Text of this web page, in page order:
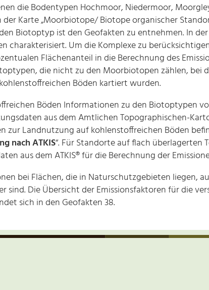
die Bodentypen Hochmoor, Niedermoor,
Karte „Moorbiotope/ Biotope organischer
Biotoptyp ist den Geofakten zu entnehmen. In der
charakterisiert. Um die Komplexe zu
Flächenanteil in die Berechnung des
die nicht zu den Moorbiotopen zählen,
Böden kartiert wurden.
Böden Informationen zu den Biotoptypen
aus dem Amtlichen Topographischen-
zur Landnutzung auf kohlenstoffreichen Böden
nach ATKIS“. Für Standorte auf flach
aus dem ATKIS® für die Berechnung der
bei Flächen, die in Naturschutzgebieten liegen,
Die Übersicht der Emissionsfaktoren für die
sich in den Geofakten 38.